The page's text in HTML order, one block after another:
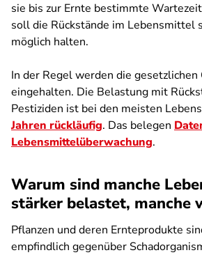
sie bis zur Ernte bestimmte
soll die Rückstände im Lebensmittel
möglich halten.
In der Regel werden die
eingehalten. Die Belastung mit
Pestiziden ist bei den meisten
Jahren rückläufig. Das belegen
Lebensmittelüberwachung.
Warum sind manche
stärker belastet, manche
Pflanzen und deren Ernteprodukte
empfindlich gegenüber